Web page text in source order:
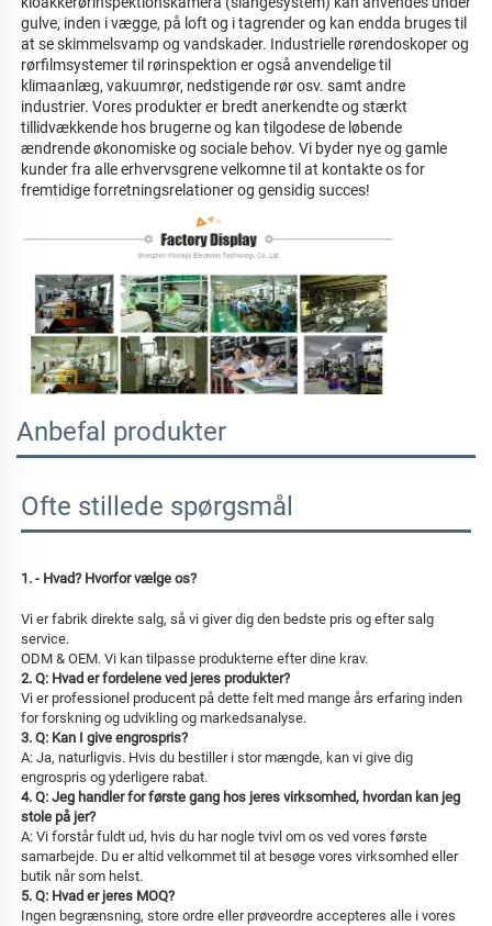
gulve, inden i vægge, på loft og i tagrender og kan endda bruges til
at se skimmelsvamp og vandskader. Industrielle rørendoskoper og
rørfilmsystemer til rørinspektion er også anvendelige til
klimaanlæg, vakuumrør, nedstigende rør osv. samt andre
industrier. Vores produkter er bredt anerkendte og stærkt
tillidvækkende hos brugerne og kan tilgodese de løbende
ændrende økonomiske og sociale behov. Vi byder nye og gamle
kunder fra alle erhvervsgrene velkomne til at kontakte os for
fremtidige forretningsrelationer og gensidig succes!
Anbefal produkter
Ofte stillede spørgsmål
1. - Hvad? Hvorfor vælge os?
Vi er fabrik direkte salg, så vi giver dig den bedste pris og efter salg
service.
ODM & OEM. Vi kan tilpasse produkterne efter dine krav.
2. Q: Hvad er fordelene ved jeres produkter?
Vi er professionel producent på dette felt med mange års erfaring inden
for forskning og udvikling og markedsanalyse.
3. Q: Kan I give engrospris?
A: Ja, naturligvis. Hvis du bestiller i stor mængde, kan vi give dig
engrospris og yderligere rabat.
4. Q: Jeg handler for første gang hos jeres virksomhed, hvordan kan jeg
stole på jer?
A: Vi forstår fuldt ud, hvis du har nogle tvivl om os ved vores første
samarbejde. Du er altid velkommet til at besøge vores virksomhed eller
butik når som helst.
5. Q: Hvad er jeres MOQ?
Ingen begrænsning, store ordre eller prøveordre accepteres alle i vores